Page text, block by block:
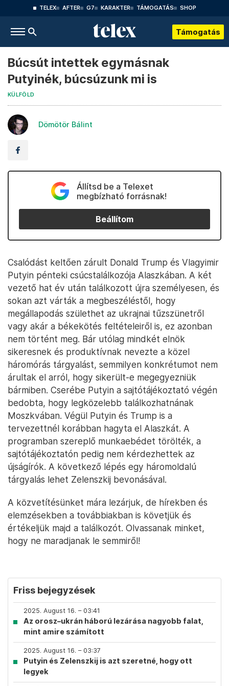
TELEX AFTER G7 KARAKTER TÁMOGATÁS SHOP
Támogatás
Búcsút intettek egymásnak
Putyinék, búcsúzunk mi is
KÜLFÖLD
Dömötör Bálint
Állítsd be a Telexet
megbízható forrásnak!
Beállítom
Csalódást keltően zárult Donald Trump és Vlagyimir
Putyin pénteki csúcstalálkozója Alaszkában. A két
vezető hat év után találkozott újra személyesen, és
sokan azt várták a megbeszéléstől, hogy
megállapodás születhet az ukrajnai tűzszünetről
vagy akár a békekötés feltételeiről is, ez azonban
nem történt meg. Bár utólag mindkét elnök
sikeresnek és produktívnak nevezte a közel
háromórás tárgyalást, semmilyen konkrétumot nem
árultak el arról, hogy sikerült-e megegyezniük
bármiben. Cserébe Putyin a sajtótájékoztató végén
bedobta, hogy legközelebb találkozhatnának
Moszkvában. Végül Putyin és Trump is a
tervezettnél korábban hagyta el Alaszkát. A
programban szereplő munkaebédet törölték, a
sajtótájékoztatón pedig nem kérdezhettek az
újságírók. A következő lépés egy háromoldalú
tárgyalás lehet Zelenszkij bevonásával.
A közvetítésünket mára lezárjuk, de hírekben és
elemzésekben a továbbiakban is követjük és
értékeljük majd a találkozót. Olvassanak minket,
hogy ne maradjanak le semmiről!
Friss bejegyzések
2025. August 16. – 03:41
Az orosz–ukrán háború lezárása nagyobb falat,
mint amire számított
2025. August 16. – 03:37
Putyin és Zelenszkij is azt szeretné, hogy ott
legyek